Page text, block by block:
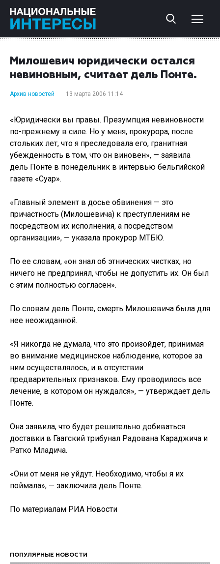
Милошевич юридически остался
невиновным, считает дель Понте.
Архив новостей 13 марта 2006 11:14
«Юридически вы правы. Презумпция невиновности
по-прежнему в силе. Но у меня, прокурора, после
стольких лет, что я преследовала его, гранитная
убежденность в том, что он виновен», — заявила
дель Понте в понедельник в интервью бельгийской
газете «Суар».
«Главный элемент в досье обвинения — это
причастность (Милошевича) к преступлениям не
посредством их исполнения, а посредством
организации», — указала прокурор МТБЮ.
По ее словам, «он знал об этнических чистках, но
ничего не предпринял, чтобы не допустить их. Он был
с этим полностью согласен».
По словам дель Понте, смерть Милошевича была для
нее неожиданной.
«Я никогда не думала, что это произойдет, принимая
во внимание медицинское наблюдение, которое за
ним осуществлялось, и в отсутствии
предварительных признаков. Ему проводилось все
лечение, в котором он нуждался», — утверждает дель
Понте.
Она заявила, что будет решительно добиваться
доставки в Гаагский трибунал Радована Караджича и
Ратко Младича.
«Они от меня не уйдут. Необходимо, чтобы я их
поймала», — заключила дель Понте.
По материалам РИА Новости
ПОПУЛЯРНЫЕ НОВОСТИ